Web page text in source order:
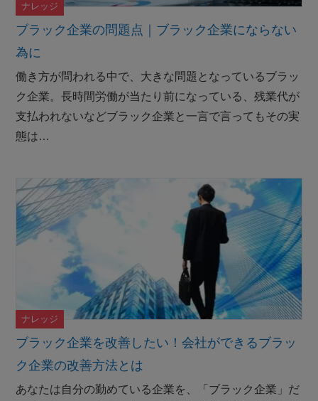
ブラック企業の問題点｜ブラック企業にならない
為に
ナレッジ
働き方が問われる中で、大きな問題となっているブラッ
ク企業。長時間労働が当たり前になっている、残業代が
支払われないなどブラック企業と一言で言ってもその実
態は…
ブラック企業を改善したい！会社ができるブラッ
ク企業の改善方法とは
ナレッジ
あなたは自分の勤めている企業を、「ブラック企業」だ